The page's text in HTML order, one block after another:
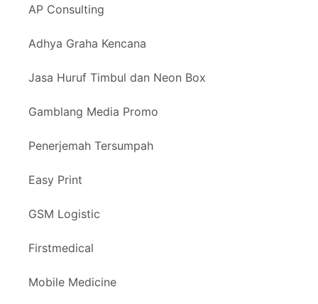
AP Consulting
Adhya Graha Kencana
Jasa Huruf Timbul dan Neon Box
Gamblang Media Promo
Penerjemah Tersumpah
Easy Print
GSM Logistic
Firstmedical
Mobile Medicine